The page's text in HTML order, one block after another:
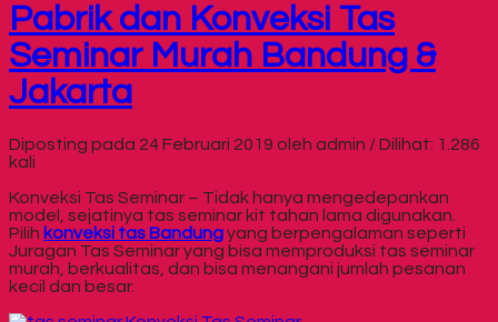
Pabrik dan Konveksi Tas
Seminar Murah Bandung &
Jakarta
Diposting pada 24 Februari 2019 oleh admin / Dilihat: 1.286
kali
Konveksi Tas Seminar – Tidak hanya mengedepankan
model, sejatinya tas seminar kit tahan lama digunakan.
Pilih konveksi tas Bandungyang berpengalaman seperti
Juragan Tas Seminar yang bisa memproduksi tas seminar
murah, berkualitas, dan bisa menangani jumlah pesanan
kecil dan besar.